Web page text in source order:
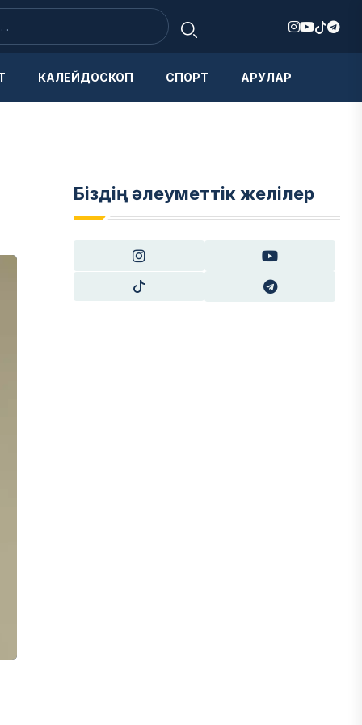
КАЛЕЙДОСКОП СПОРТ АРУЛАР
Біздің әлеуметтік желілер